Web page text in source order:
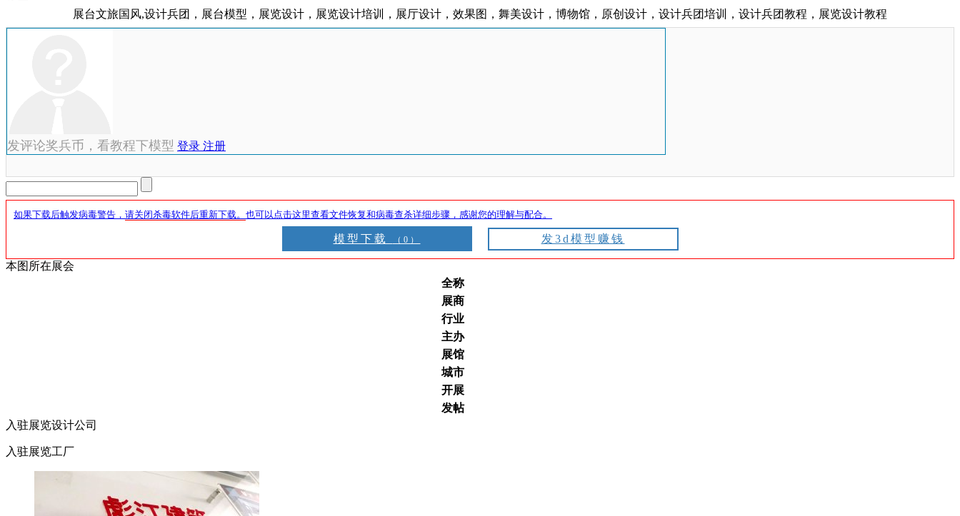
展台文旅国风,设计兵团，展台模型，展览设计，展览设计培训，展厅设计，效果图，舞美设计，博物馆，原创设计，设计兵团培训，设计兵团教程，展览设计教程
发评论奖兵币，看教程下模型 登录 注册
如果下载后触发病毒警告， 请关闭杀毒软件后重新下载。 也可以点击这里查看文件恢复和病毒查杀详细步骤，感谢您的理解与配合。
模型下载 （0） 发3d模型赚钱
本图所在展会
全称
展商
行业
主办
展馆
城市
开展
发帖
入驻展览设计公司
入驻展览工厂